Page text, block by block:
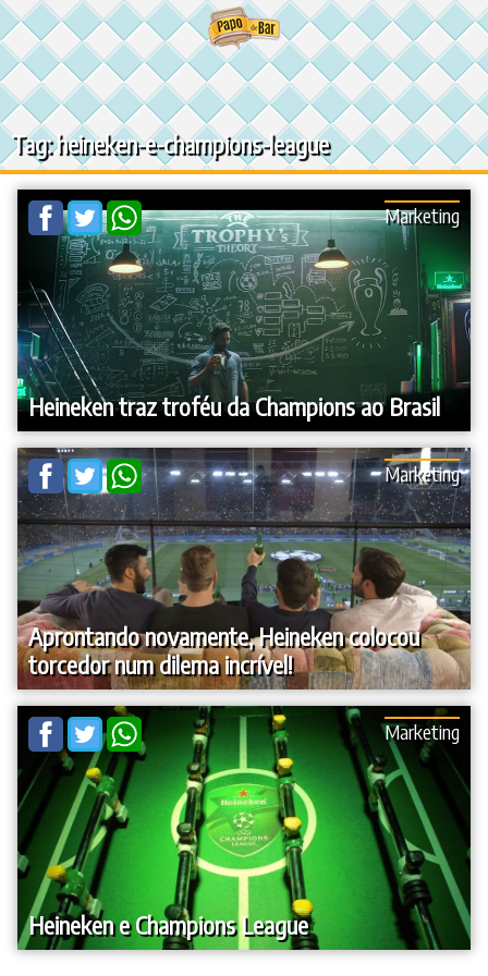
Ir
para
o
conteúdo
Tag: heineken-e-champions-league
Heineken traz troféu da Champions ao Brasil
Marketing
Aprontando novamente, Heineken colocou
torcedor num dilema incrível!
Marketing
Heineken e Champions League
Marketing